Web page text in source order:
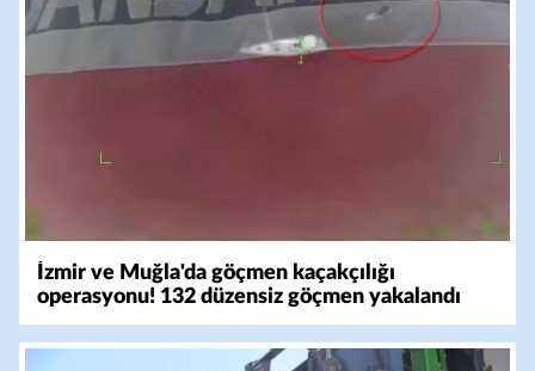
İzmir ve Muğla'da göçmen kaçakçılığı
operasyonu! 132 düzensiz göçmen yakalandı